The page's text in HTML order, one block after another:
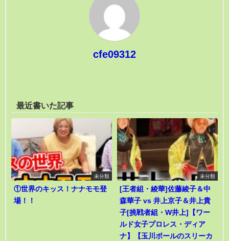
cfe09312
最近書いた記事
未分類
①世界のキッス！ナナモモ登
場！！
未分類
[王者組・綾華]佐藤綾子＆中
森華子 vs 井上京子＆井上貴
子[挑戦者組・W井上]【ワー
ルド女子プロレス・ディア
ナ】【玉川ボールのスリーカ